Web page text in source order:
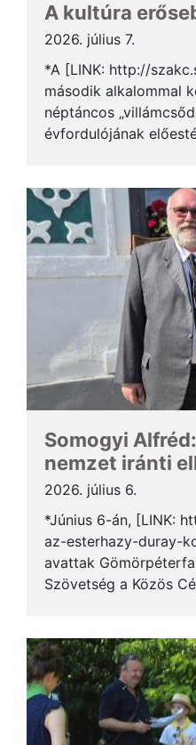
A kultúra
2026. július 7.
*A [LINK: http://
második alkalommal
néptáncos
évfordulójának
Somogyi
nemzet iránti
2026. július 6.
*Június 6-án, [LINK:
az-esterhazy-duray-
avattak
Szövetség a Közös